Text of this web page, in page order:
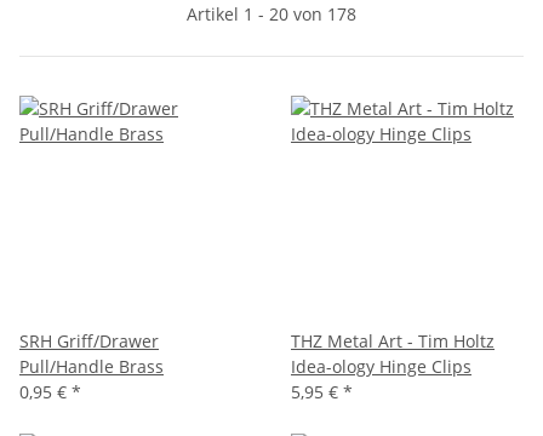
Artikel 1 - 20 von 178
SRH Griff/Drawer
Pull/Handle Brass
0,95 € *
THZ Metal Art - Tim Holtz
Idea-ology Hinge Clips
5,95 € *